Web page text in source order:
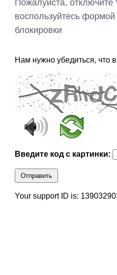
Пожалуйста, отключите
воспользуйтесь
блокировки
Нам нужно убедиться, что
Введите код с картинки:
Отправить
Your support ID is: